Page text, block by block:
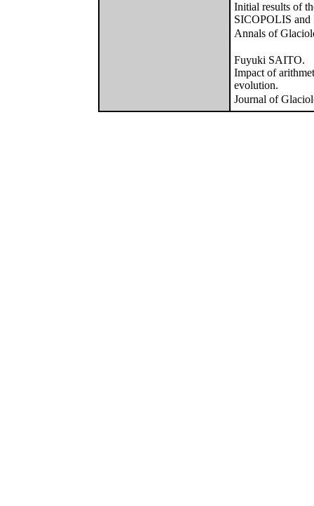
Initial results of
SICOPOLIS and
Annals of
Fuyuki SAITO.
Impact of
evolution.
Journal of